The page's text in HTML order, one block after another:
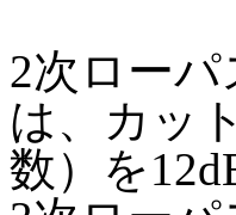
2次ロー
は、カッ
数）を